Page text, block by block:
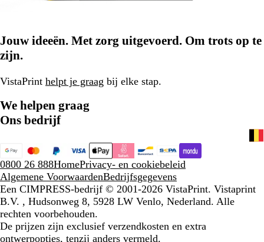
Jouw ideeën. Met zorg uitgevoerd. Om trots op te
zijn.
VistaPrint helpt je graag bij elke stap.
We helpen graag
Ons bedrijf
0800 26 888HomePrivacy- en cookiebeleid
Algemene VoorwaardenBedrijfsgegevens
Een CIMPRESS-bedrijf © 2001-2026 VistaPrint. Vistaprint
B.V. , Hudsonweg 8, 5928 LW Venlo, Nederland. Alle
rechten voorbehouden.
De prijzen zijn exclusief verzendkosten en extra
ontwerpopties, tenzij anders vermeld.